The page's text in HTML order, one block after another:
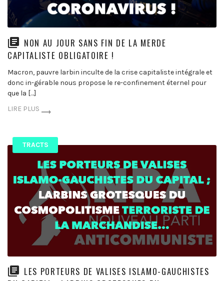
NON AU JOUR SANS FIN DE LA MERDE
CAPITALISTE OBLIGATOIRE !
Macron, pauvre larbin inculte de la crise capitaliste intégrale et
donc in-gérable nous propose le re-confinement éternel pour
que la […]
LIRE PLUS
TRACTS
LES PORTEURS DE VALISES ISLAMO-GAUCHISTES